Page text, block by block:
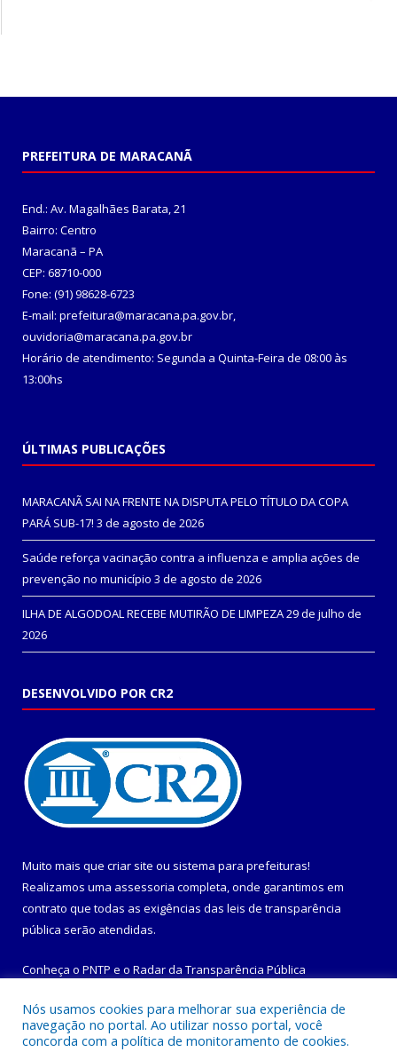
PREFEITURA DE MARACANÃ
End.: Av. Magalhães Barata, 21
Bairro: Centro
Maracanã – PA
CEP: 68710-000
Fone: (91) 98628-6723
E-mail: prefeitura@maracana.pa.gov.br,
ouvidoria@maracana.pa.gov.br
Horário de atendimento: Segunda a Quinta-Feira de 08:00 às
13:00hs
ÚLTIMAS PUBLICAÇÕES
MARACANÃ SAI NA FRENTE NA DISPUTA PELO TÍTULO DA COPA
PARÁ SUB-17! 3 de agosto de 2026
Saúde reforça vacinação contra a influenza e amplia ações de
prevenção no município 3 de agosto de 2026
ILHA DE ALGODOAL RECEBE MUTIRÃO DE LIMPEZA29 de julho de
2026
DESENVOLVIDO POR CR2
Muito mais que criar site ou sistema para prefeituras!
Realizamos uma assessoria completa, onde garantimos em
contrato que todas as exigências das leis de transparência
pública serão atendidas.
Conheça o PNTP e o Radar da Transparência Pública
Nós usamos cookies para melhorar sua experiência de
navegação no portal. Ao utilizar nosso portal, você
concorda com a política de monitoramento de cookies.